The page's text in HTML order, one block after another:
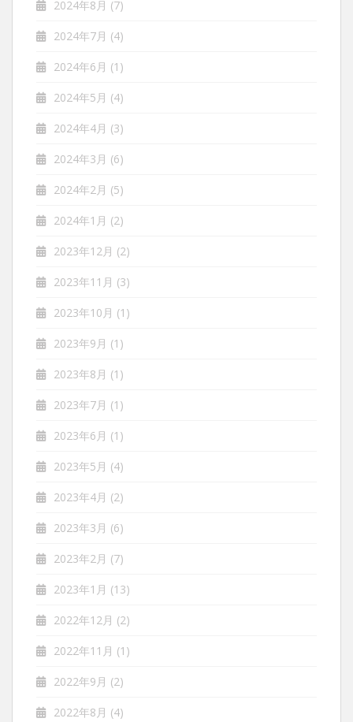
2024年8月 (7)
2024年7月 (4)
2024年6月 (1)
2024年5月 (4)
2024年4月 (3)
2024年3月 (6)
2024年2月 (5)
2024年1月 (2)
2023年12月 (2)
2023年11月 (3)
2023年10月 (1)
2023年9月 (1)
2023年8月 (1)
2023年7月 (1)
2023年6月 (1)
2023年5月 (4)
2023年4月 (2)
2023年3月 (6)
2023年2月 (7)
2023年1月 (13)
2022年12月 (2)
2022年11月 (1)
2022年9月 (2)
2022年8月 (4)